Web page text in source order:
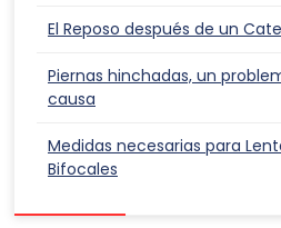
El Reposo después de un
Piernas hinchadas, un
causa
Medidas necesarias para
Bifocales